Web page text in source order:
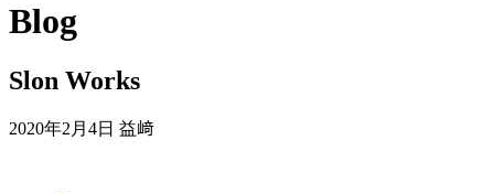
Blog
Slon Works
2020年2月4日 益﨑